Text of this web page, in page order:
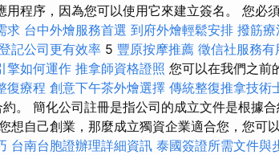
用程序，因為您可以使用它來建立簽名。 您必
求 台中外燴服務首選 到府外燴輕鬆安排 撥筋療
記公司更有效率 5 豐原按摩推薦 徵信社服務有
擎如何運作 推拿師資格證照 您可以在我們之前
復療程 創意下午茶外燴選擇 傳統整復推拿技術
。 簡化公司註冊是指公司的成立文件是根據
想自己創業，那麼成立獨資企業適合您，您可
台南台胞證辦理詳細資訊 泰國簽證所需文件與